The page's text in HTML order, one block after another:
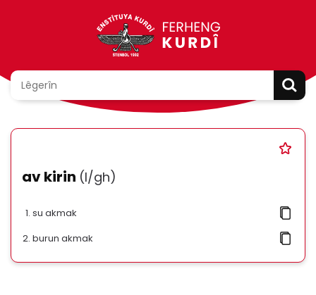
av kirin (l/gh)
su akmak
burun akmak